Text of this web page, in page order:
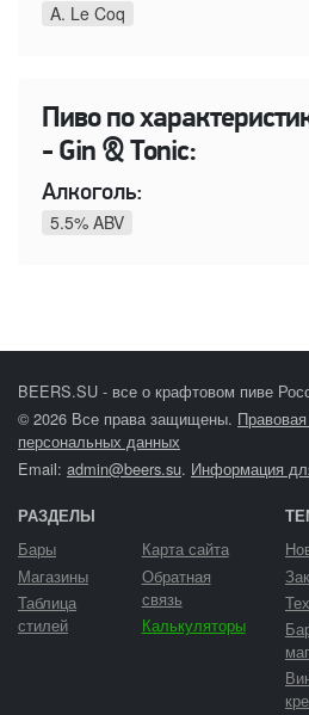
A. Le Coq
Пиво по
- Gin & Tonic:
Алкоголь:
5.5% ABV
BEERS.SU - все о крафтовом пиве
© 2026 Все права защищены.
персональных данных
Email: admin@beers.su. Информация
РАЗДЕЛЫ
Бары
Магазины
Таблица
стилей
Карта сайта
Обратная
связь
Калькуляторы